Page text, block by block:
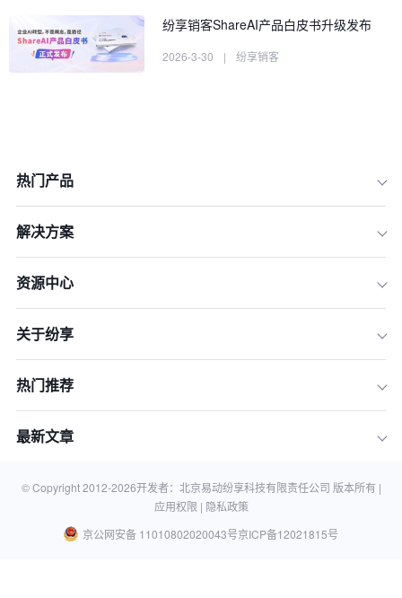
纷享销客ShareAI产品白皮书升级发布
2026-3-30 | 纷享销客
热门产品
解决方案
资源中心
关于纷享
热门推荐
最新文章
© Copyright 2012-2026开发者：北京易动纷享科技有限责任公司 版本所有 |
应用权限 | 隐私政策
京公网安备 11010802020043号京ICP备12021815号